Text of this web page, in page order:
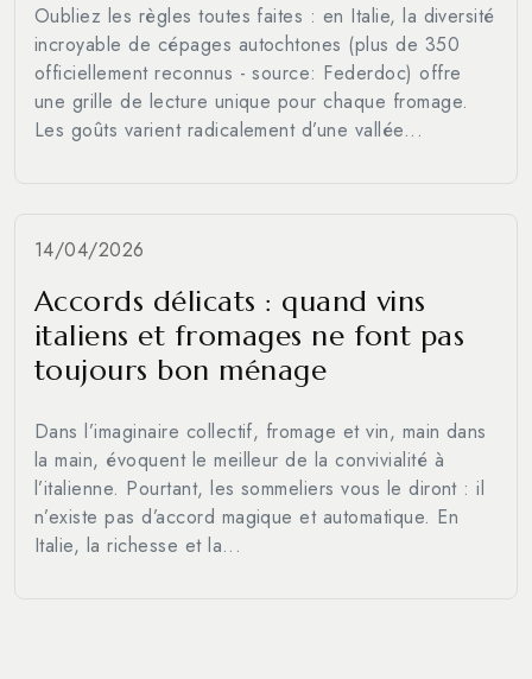
Oubliez les règles toutes faites : en Italie, la diversité
incroyable de cépages autochtones (plus de 350
officiellement reconnus - source: Federdoc) offre
une grille de lecture unique pour chaque fromage.
Les goûts varient radicalement d’une vallée...
14/04/2026
Accords délicats : quand vins
italiens et fromages ne font pas
toujours bon ménage
Dans l’imaginaire collectif, fromage et vin, main dans
la main, évoquent le meilleur de la convivialité à
l’italienne. Pourtant, les sommeliers vous le diront : il
n’existe pas d’accord magique et automatique. En
Italie, la richesse et la...